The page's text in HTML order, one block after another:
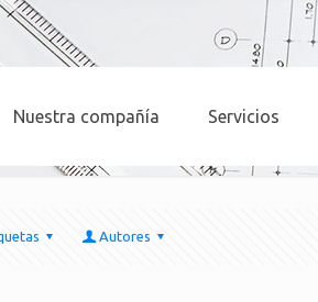
Nuestra compañía Servicios
Autores